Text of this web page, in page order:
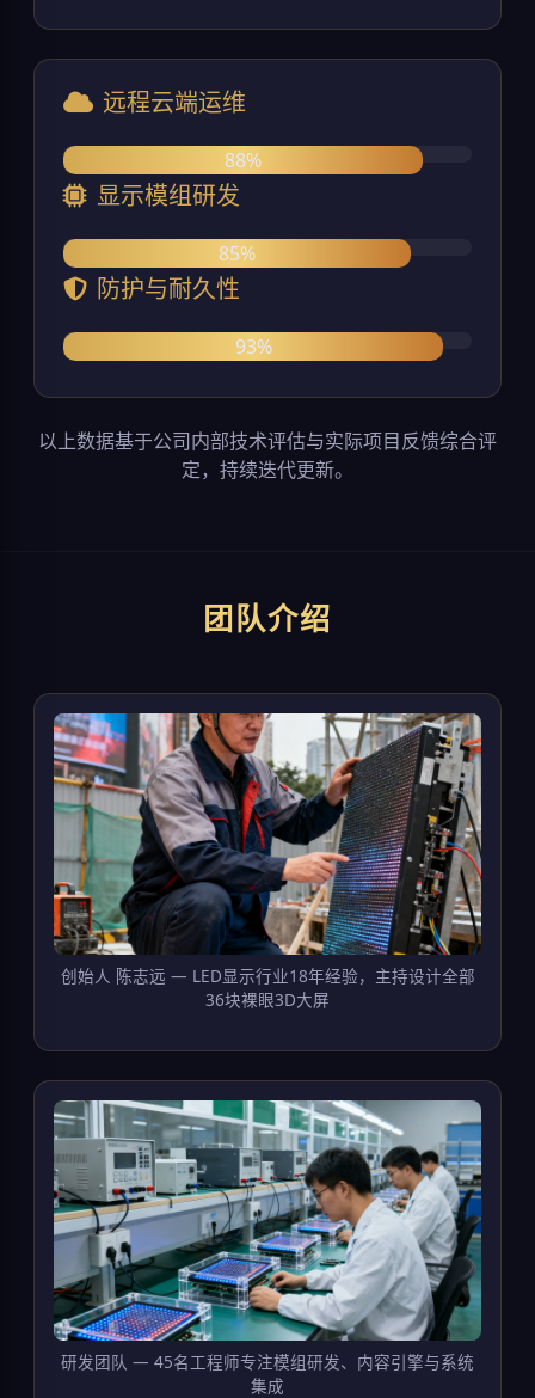
远程云端运维
88%
显示模组研发
85%
防护与耐久性
93%
以上数据基于公司内部技术评估与实际项目反馈综合评
定，持续迭代更新。
团队介绍
创始人 陈志远 — LED显示行业18年经验，主持设计全部
36块裸眼3D大屏
研发团队 — 45名工程师专注模组研发、内容引擎与系统
集成